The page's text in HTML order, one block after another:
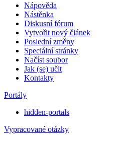
Nápověda
Nástěnka
Diskusní fórum
Vytvořit nový článek
Poslední změny
Speciální stránky
Načíst soubor
Jak (se) učit
Kontakty
Portály
hidden-portals
Vypracované otázky